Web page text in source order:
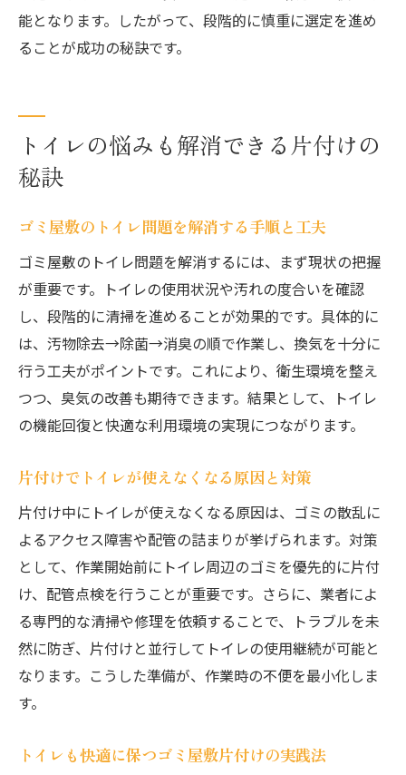
能となります。したがって、段階的に慎重に選定を進め
ることが成功の秘訣です。
トイレの悩みも解消できる片付けの
秘訣
ゴミ屋敷のトイレ問題を解消する手順と工夫
ゴミ屋敷のトイレ問題を解消するには、まず現状の把握
が重要です。トイレの使用状況や汚れの度合いを確認
し、段階的に清掃を進めることが効果的です。具体的に
は、汚物除去→除菌→消臭の順で作業し、換気を十分に
行う工夫がポイントです。これにより、衛生環境を整え
つつ、臭気の改善も期待できます。結果として、トイレ
の機能回復と快適な利用環境の実現につながります。
片付けでトイレが使えなくなる原因と対策
片付け中にトイレが使えなくなる原因は、ゴミの散乱に
よるアクセス障害や配管の詰まりが挙げられます。対策
として、作業開始前にトイレ周辺のゴミを優先的に片付
け、配管点検を行うことが重要です。さらに、業者によ
る専門的な清掃や修理を依頼することで、トラブルを未
然に防ぎ、片付けと並行してトイレの使用継続が可能と
なります。こうした準備が、作業時の不便を最小化しま
す。
トイレも快適に保つゴミ屋敷片付けの実践法